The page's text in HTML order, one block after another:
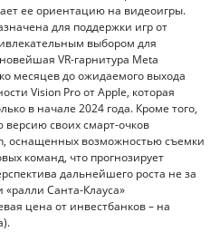
ее ориентацию на видеоигры.
для поддержки игр от
выбором для
VR-гарнитура Meta
месяцев до ожидаемого выхода
Vision Pro от Apple, которая
в начале 2024 года. Кроме того,
своих смарт-очков
оснащенных возможностью съемки
команд, что прогнозирует
дальнейшего роста не за
«ралли Санта-Клауса»
цена от инвестбанков – на